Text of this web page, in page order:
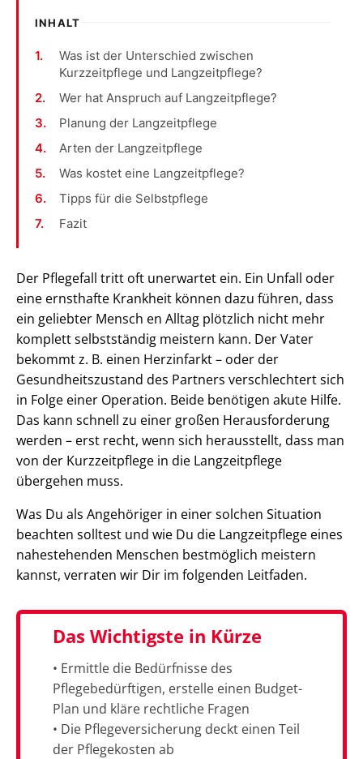
INHALT
Was ist der Unterschied zwischen
Kurzzeitpflege und Langzeitpflege?
Wer hat Anspruch auf Langzeitpflege?
Planung der Langzeitpflege
Arten der Langzeitpflege
Was kostet eine Langzeitpflege?
Tipps für die Selbstpflege
Fazit
Der Pflegefall tritt oft unerwartet ein. Ein Unfall oder
eine ernsthafte Krankheit können dazu führen, dass
ein geliebter Mensch en Alltag plötzlich nicht mehr
komplett selbstständig meistern kann. Der Vater
bekommt z. B. einen Herzinfarkt – oder der
Gesundheitszustand des Partners verschlechtert sich
in Folge einer Operation. Beide benötigen akute Hilfe.
Das kann schnell zu einer großen Herausforderung
werden – erst recht, wenn sich herausstellt, dass man
von der Kurzzeitpflege in die Langzeitpflege
übergehen muss.
Was Du als Angehöriger in einer solchen Situation
beachten solltest und wie Du die Langzeitpflege eines
nahestehenden Menschen bestmöglich meistern
kannst, verraten wir Dir im folgenden Leitfaden.
Das Wichtigste in Kürze
• Ermittle die Bedürfnisse des
Pflegebedürftigen, erstelle einen Budget-
Plan und kläre rechtliche Fragen
• Die Pflegeversicherung deckt einen Teil
der Pflegekosten ab